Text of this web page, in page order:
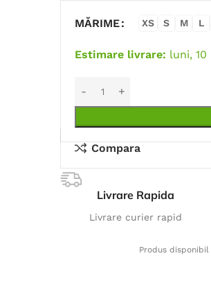
MĂRIME XS S M L
Estimare livrare: luni,
Compara
Livrare Rapida
Livrare curier rapid
Produs